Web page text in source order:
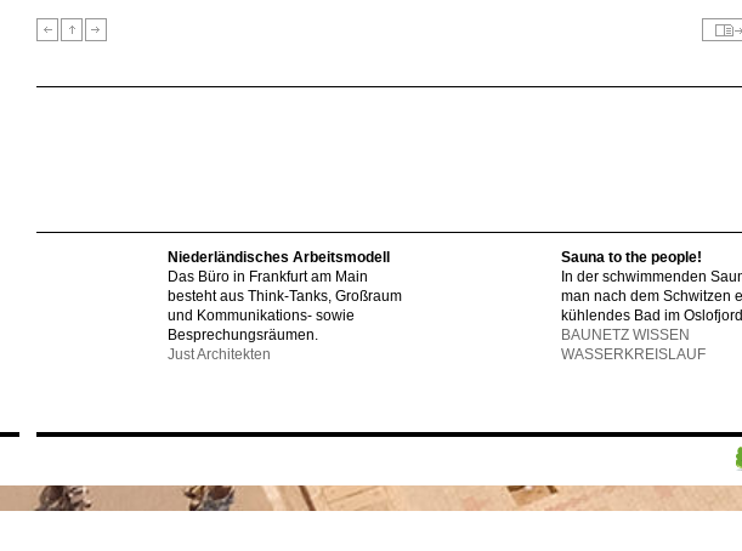
Niederländisches Arbeitsmodell
Das Büro in Frankfurt am Main
besteht aus Think-Tanks, Großraum
und Kommunikations- sowie
Besprechungsräumen.
Just Architekten
Sauna to the people!
In der schwimmenden
man nach dem Schwitzen
kühlendes Bad im
BAUNETZ WISSEN
WASSERKREISLAUF